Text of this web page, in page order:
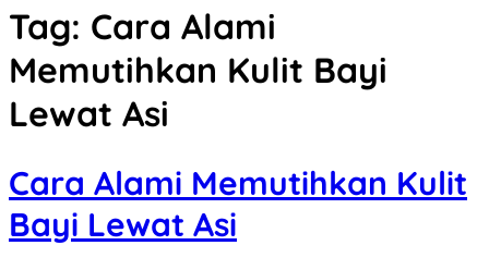
Tag: Cara Alami
Memutihkan Kulit Bayi
Lewat Asi
Cara Alami Memutihkan Kulit
Bayi Lewat Asi